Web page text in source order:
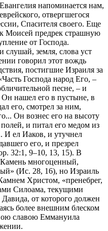
напоминается нам,
отвергшегося
Спасителя своего. Еще
Моисей предрек страшную
от Господа.
слушай, земля, слова уст
говорил этот вождь
постигшие Израиля за
Господа народ Его, –
песне, – и
нашел его в пустыне, в
его, смотрел за ним,
Он вознес его на высоту
и питал его медом из
И ел Иаков, и утучнел
его, и презрел
32:1, 9–10, 13, 15). В
многоценный,
(Ис. 28, 16), но Израиль
Христом, «пренебрег,
Силоама, текущими
от которого должен
более внешним блеском
славою Еммануила